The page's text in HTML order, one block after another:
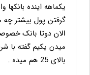
یکماهه اینده
گرفتن پول بیشتر
میدن یکیم گفته با
بالای 25 هم میده .